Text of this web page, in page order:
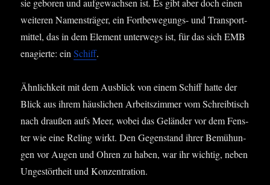
wei­te­ren Namens­trä­ger, ein Fort­be­we­gungs- und Trans­port­
mit­tel, das in dem Ele­ment unter­wegs ist, für das sich EMB
ena­gier­te: einSchiff.
Ähn­lich­keit mit dem Aus­blick von einem Schiff hat­te der
Blick aus ihrem häus­li­chen Arbeits­zim­mer vom Schreib­tisch
nach drau­ßen aufs Meer, wobei das Gelän­der vor dem Fens­
ter wie eine Reling wirkt. Den Gegen­stand ihrer Bemü­hun­
gen vor Augen und Ohren zu haben, war ihr wich­tig, neben
Unge­stört­heit und Konzentration.